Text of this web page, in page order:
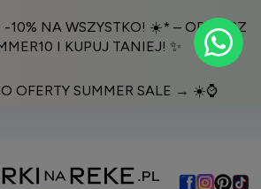
-10% NA WSZYSTKO! ☀️* – ODBIERZ
I KUPUJ TANIEJ! ✨
OFERTY SUMMER SALE → ☀️⌚️